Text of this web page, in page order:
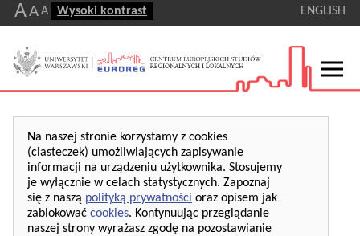
AA A Wysoki kontrast ENGLISH
Na naszej stronie korzystamy z cookies
(ciasteczek) umożliwiających zapisywanie
informacji na urządzeniu użytkownika. Stosujemy
je wyłącznie w celach statystycznych. Zapoznaj
się z naszą polityką prywatności oraz opisem jak
zablokować cookies. Kontynuując przeglądanie
naszej strony wyrażasz zgodę na pozostawianie